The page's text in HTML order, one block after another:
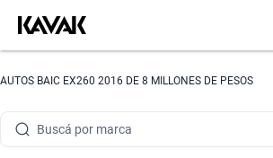
AUTOS BAIC EX260 2016 DE 8 MILLONES DE PESOS
Buscá por modelo